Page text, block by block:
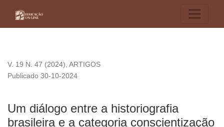
V. 19 N. 47 (2024), ARTIGOS
Um diálogo entre a historiografia
brasileira e a categoria conscientização
Publicado 30-10-2024